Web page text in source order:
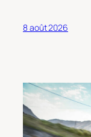
8 août 2026